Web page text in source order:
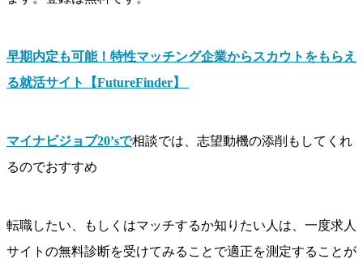
早期内定も可能！特性マッチング企業からスカウトをもらえ
る就活サイト【FutureFinder】
マイナビジョブ20’sで相談では、志望動機の添削もしてくれ
るのでおすすめ
転職したい、もしくはマッチするか知りたい人は、一度求人
サイトの無料診断を受けてみることで適正を測定することが